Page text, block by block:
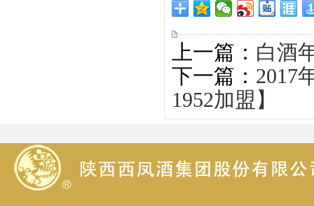
上一篇： 白酒
下一篇： 2017
1952加盟】